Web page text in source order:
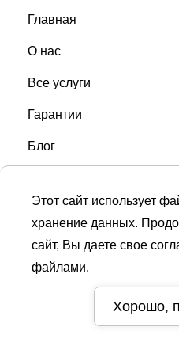
Этот сайт использует
хранение данных.
сайт, Вы даете свое
файлами.
Хорошо,
Главная
О нас
Все услуги
Гарантии
Блог
СТО © Turbo Diesel
Диагностика и ремонт